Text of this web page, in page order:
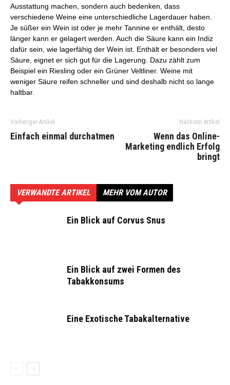
Ausstattung machen, sondern auch bedenken, dass
verschiedene Weine eine unterschiedliche Lagerdauer haben.
Je süßer ein Wein ist oder je mehr Tannine er enthält, desto
länger kann er gelagert werden. Auch die Säure kann ein Indiz
dafür sein, wie lagerfähig der Wein ist. Enthält er besonders viel
Säure, eignet er sich gut für die Lagerung. Dazu zählt zum
Beispiel ein Riesling oder ein Grüner Veltliner. Weine mit
weniger Säure reifen schneller und sind deshalb nicht so lange
haltbar.
Vorheriger Artikel
Einfach einmal durchatmen
Nächster Artikel
Wenn das Online-
Marketing endlich Erfolg
bringt
VERWANDTE ARTIKEL MEHR VOM AUTOR
Ein Blick auf Corvus Snus
Ein Blick auf zwei Formen des
Tabakkonsums
Eine Exotische Tabakalternative